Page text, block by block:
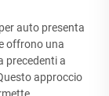
auto presenta
offrono una
precedenti a
approccio